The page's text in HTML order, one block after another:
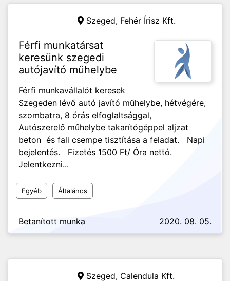
Szeged, Fehér Írisz Kft.
Férfi munkatársat
keresünk szegedi
autójavító műhelybe
Férfi munkavállalót keresek
Szegeden lévő autó javító műhelybe, hétvégére,
szombatra, 8 órás elfoglaltsággal,
Autószerelő műhelybe takarítógéppel aljzat
beton és fali csempe tisztítása a feladat. Napi
bejelentés. Fizetés 1500 Ft/ Óra nettó.
Jelentkezni...
Egyéb Általános
Betanított munka 2020. 08. 05.
Szeged, Calendula Kft.